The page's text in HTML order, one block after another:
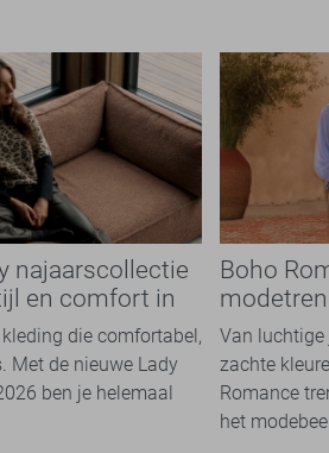
najaarscollectie
en comfort in
die comfortabel,
Met de nieuwe Lady
ben je helemaal
Boho
overal
Van luchtige
zachte
Romance
het